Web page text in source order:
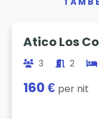
Atico Los
3 2
160 € per nit